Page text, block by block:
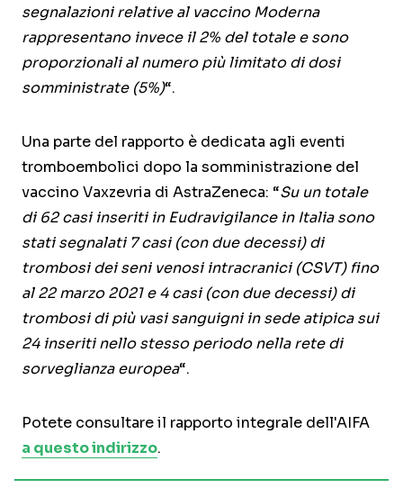
segnalazioni relative al vaccino Moderna
rappresentano invece il 2% del totale e sono
proporzionali al numero più limitato di dosi
somministrate (5%)“.
Una parte del rapporto è dedicata agli eventi
tromboembolici dopo la somministrazione del
vaccino Vaxzevria di AstraZeneca: “Su un totale
di 62 casi inseriti in Eudravigilance in Italia sono
stati segnalati 7 casi (con due decessi) di
trombosi dei seni venosi intracranici (CSVT) fino
al 22 marzo 2021 e 4 casi (con due decessi) di
trombosi di più vasi sanguigni in sede atipica sui
24 inseriti nello stesso periodo nella rete di
sorveglianza europea“.
Potete consultare il rapporto integrale dell'AIFA
a questo indirizzo.